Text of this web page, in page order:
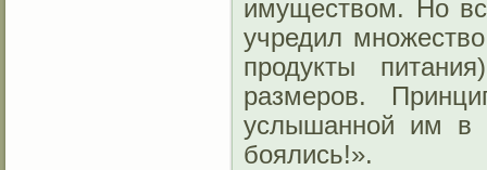
имуществом. Но
учредил
продукты
размеров.
услышанной им в
боялись!».